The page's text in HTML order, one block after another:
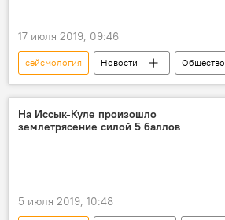
17 июля 2019, 09:46
сейсмология Новости
Общество
Кыргызстан
землетрясение
На Иссык-Куле произошло
землетрясение силой 5 баллов
5 июля 2019, 10:48